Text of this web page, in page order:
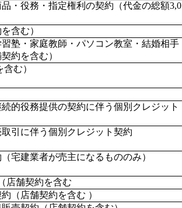
・役務・指定権利の契約（代金の総額3,0
含む）
塾・家庭教師・パソコン教室・結婚相手
約を含む）
む）
的役務提供の契約に伴う個別クレジット
引に伴う個別クレジット契約
宅建業者が売主になるもののみ）
店舗契約を含む
（店舗契約を含む ）